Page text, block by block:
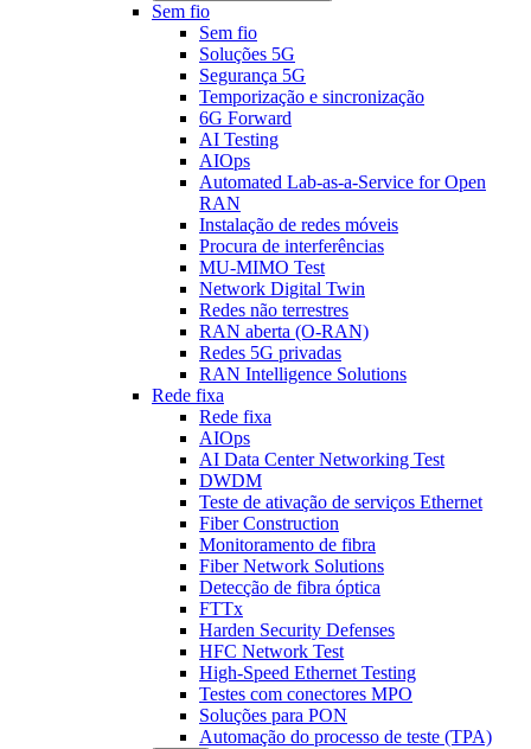
Sem fio
Sem fio
Soluções 5G
Segurança 5G
Temporização e sincronização
6G Forward
AI Testing
AIOps
Automated Lab-as-a-Service for Open
RAN
Instalação de redes móveis
Procura de interferências
MU-MIMO Test
Network Digital Twin
Redes não terrestres
RAN aberta (O-RAN)
Redes 5G privadas
RAN Intelligence Solutions
Rede fixa
Rede fixa
AIOps
AI Data Center Networking Test
DWDM
Teste de ativação de serviços Ethernet
Fiber Construction
Monitoramento de fibra
Fiber Network Solutions
Detecção de fibra óptica
FTTx
Harden Security Defenses
HFC Network Test
High-Speed Ethernet Testing
Testes com conectores MPO
Soluções para PON
Automação do processo de teste (TPA)